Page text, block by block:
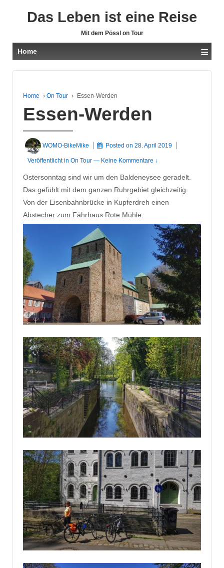
Das Leben ist eine Reise
Mit dem Pössl on Tour
Home ≡
Home › On Tour › Essen-Werden
Essen-Werden
WOMO-BikeMike Posted on28. April 2019
Veröffentlicht in On Tour — Keine Kommentare ↓
Ostersonntag sind wir um den Baldeneysee geradelt.
Das gefühlt mit dem ganzen Ruhrgebiet gleichzeitig.
Von der Eisenbahnbrücke in Kupferdreh einen
Abstecher zum Fährhaus Rote Mühle.